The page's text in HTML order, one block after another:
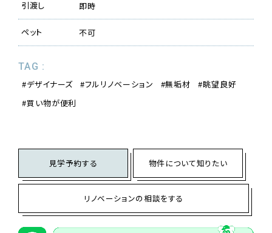
引渡し 即時
ペット 不可
TAG :
デザイナーズ
フルリノベーション 無垢材
眺望良好
買い物が便利
見学予約する 物件について知りたい
リノベーションの相談をする